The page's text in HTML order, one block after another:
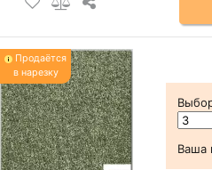
Продаётся
в нарезку
Ваша